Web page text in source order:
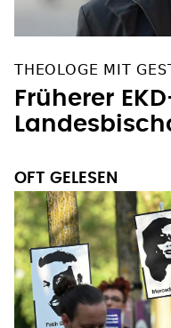
THEOLOGE MIT
Früherer
OFT GELESEN